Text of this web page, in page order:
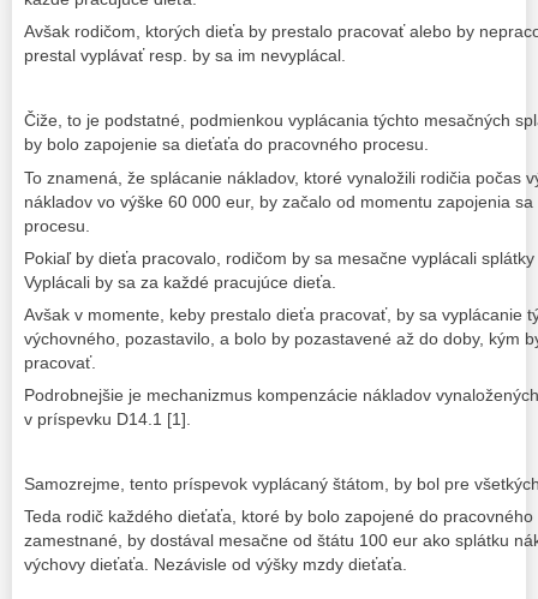
Avšak rodičom, ktorých dieťa by prestalo pracovať alebo by
prestal vyplávať resp. by sa im nevyplácal.
Čiže, to je podstatné, podmienkou vyplácania týchto mesačných
by bolo zapojenie sa dieťaťa do pracovného procesu.
To znamená, že splácanie nákladov, ktoré vynaložili rodičia počas
nákladov vo výške 60 000 eur, by začalo od momentu zapojenia
procesu.
Pokiaľ by dieťa pracovalo, rodičom by sa mesačne vyplácali
Vyplácali by sa za každé pracujúce dieťa.
Avšak v momente, keby prestalo dieťa pracovať, by sa vyplácanie
výchovného, pozastavilo, a bolo by pozastavené až do doby, kým
pracovať.
Podrobnejšie je mechanizmus kompenzácie nákladov
v príspevku D14.1 [1].
Samozrejme, tento príspevok vyplácaný štátom, by bol pre
Teda rodič každého dieťaťa, ktoré by bolo zapojené do
zamestnané, by dostával mesačne od štátu 100 eur ako splátku
výchovy dieťaťa. Nezávisle od výšky mzdy dieťaťa.